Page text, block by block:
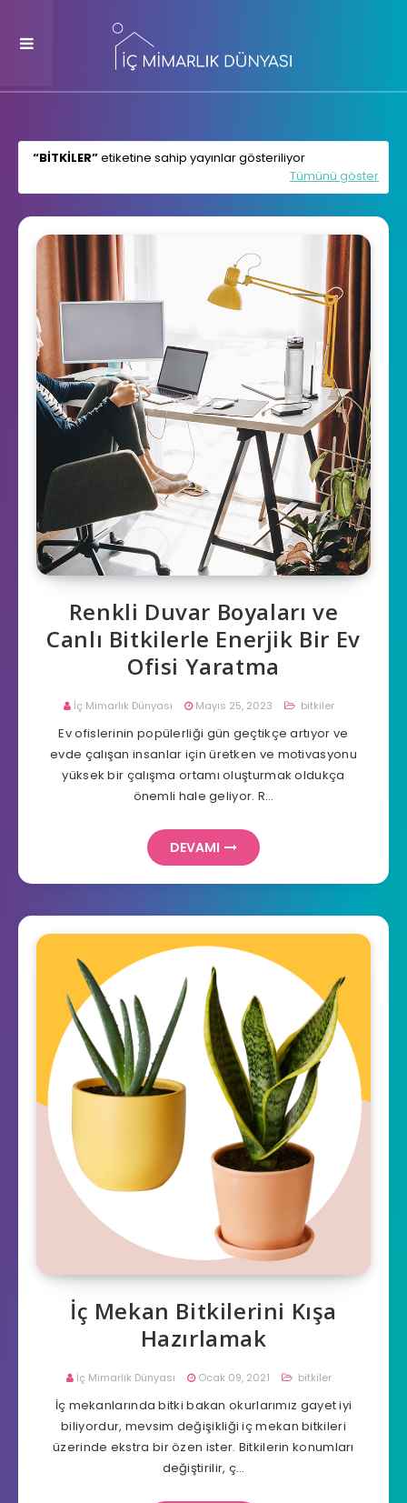
BITKILER etiketine sahip yayınlar gösteriliyor
Tümünü göster
Renkli Duvar Boyaları ve
Canlı Bitkilerle Enerjik Bir Ev
Ofisi Yaratma
İç Mimarlık Dünyası Mayıs 25, 2023 bitkiler
Ev ofislerinin popülerliği gün geçtikçe artıyor ve
evde çalışan insanlar için üretken ve motivasyonu
yüksek bir çalışma ortamı oluşturmak oldukça
önemli hale geliyor. R…
DEVAMI
İç Mekan Bitkilerini Kışa
Hazırlamak
İç Mimarlık Dünyası Ocak 09, 2021 bitkiler
İç mekanlarında bitki bakan okurlarımız gayet iyi
biliyordur, mevsim değişikliği iç mekan bitkileri
üzerinde ekstra bir özen ister. Bitkilerin konumları
değiştirilir, ç…